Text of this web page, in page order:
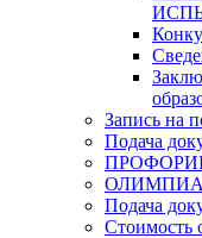
Запись на
Подача
Подача
Стоимость